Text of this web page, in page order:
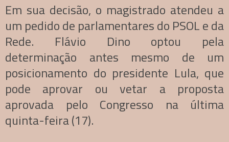
Em sua decisão, o magistrado atendeu a
um pedido de parlamentares do PSOL e da
Rede. Flávio Dino optou pela
determinação antes mesmo de um
posicionamento do presidente Lula, que
pode aprovar ou vetar a proposta
aprovada pelo Congresso na última
quinta-feira (17).